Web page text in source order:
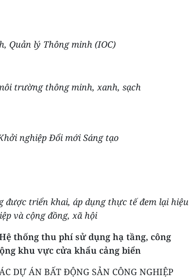
Quản lý Thông minh (IOC)
trường thông minh, xanh, sạch
nghiệp Đổi mới Sáng tạo
được triển khai, áp dụng thực tế đem lại hiệu
và cộng đồng, xã hội
thống thu phí sử dụng hạ tầng, công
khu vực cửa khẩu cảng biển
DỰ ÁN BẤT ĐỘNG SẢN CÔNG NGHIỆP